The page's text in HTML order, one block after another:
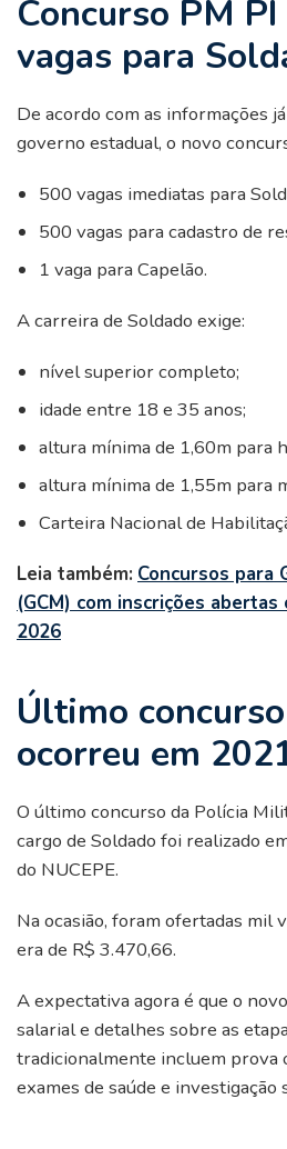
Concurso PM
vagas para
De acordo com as informações
governo estadual, o novo
500 vagas imediatas para
500 vagas para cadastro de
1 vaga para Capelão.
A carreira de Soldado exige:
nível superior completo;
idade entre 18 e 35 anos;
altura mínima de 1,60m para
altura mínima de 1,55m para
Carteira Nacional de
Leia também: Concursos para
(GCM) com inscrições
2026
Último
ocorreu em
O último concurso da Polícia
cargo de Soldado foi realizado
do NUCEPE.
Na ocasião, foram ofertadas mil
era de R$ 3.470,66.
A expectativa agora é que o
salarial e detalhes sobre as
tradicionalmente incluem prova
exames de saúde e investigação